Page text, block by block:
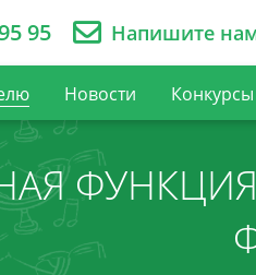
95 Напишите
Новости Конкурсы